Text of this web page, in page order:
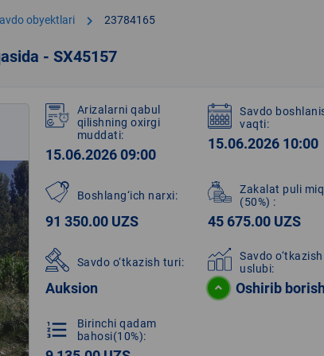
obyektlari chevron_right 23784165
- SX45157
Arizalarni qabul
qilishning oxirgi
muddati:
15.06.2026 09:00
Savdo
vaqti:
15.06.2026 10:00
Boshlang‘ich narxi:
91 350.00 UZS
Zakalat puli
(50%) :
45 675.00 UZS
Savdo o‘tkazish turi:
Auksion
Savdo o‘tkazish
uslubi:
Oshirib borish
format_list_numbered
Birinchi qadam
bahosi(10%):